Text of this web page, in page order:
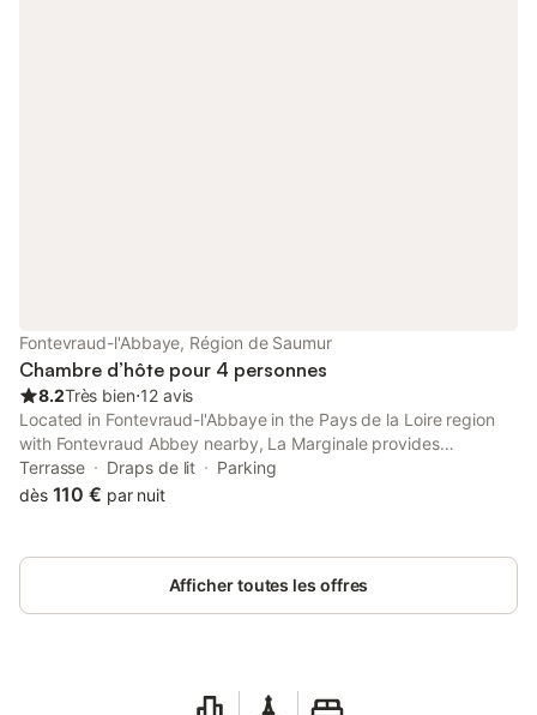
Fontevraud-l'Abbaye, Région de Saumur
Chambre d’hôte pour 4 personnes
8.2Très bien⋅12 avis
Located in Fontevraud-l'Abbaye in the Pays de la Loire region
with Fontevraud Abbey nearby, La Marginale provides
accommodation with free private parking.
Terrasse Draps de lit
Parking
dès 110 € par nuit
Afficher toutes les offres